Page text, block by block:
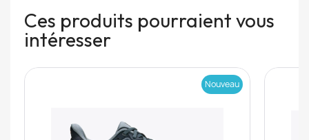
Ces produits pourraient vous
intéresser
Nouveau